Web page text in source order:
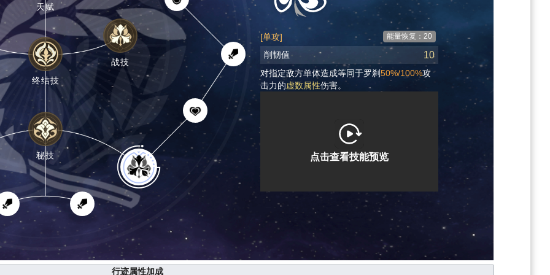
战技
终结技
秘技
天赋
[单攻] 能量恢复：20
削韧值 10
对指定敌方单体造成等同于罗刹50%/100%攻
击力的虚数属性伤害。
点击查看技能预览
行迹属性加成